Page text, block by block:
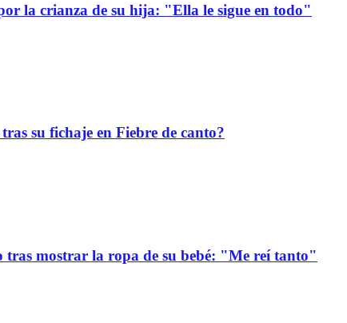
la crianza de su hija: "Ella le sigue en todo"
su fichaje en Fiebre de canto?
mostrar la ropa de su bebé: "Me reí tanto"